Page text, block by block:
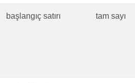
başlangıç satırı tam sayı